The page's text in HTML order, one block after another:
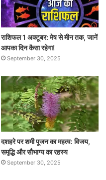
राशिफल 1 अक्टूबर: मेष से मीन तक, जानें
आपका दिन कैसा रहेगा!
September 30, 2025
दशहरे पर शमी पूजन का महत्व: विजय,
समृद्धि और सौभाग्य का रहस्य
September 30, 2025